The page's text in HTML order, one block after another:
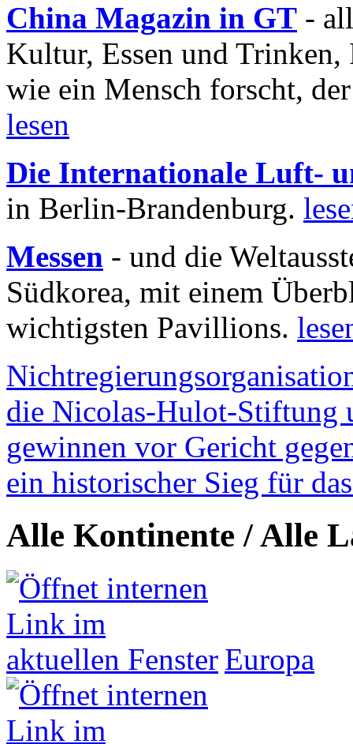
China Magazin in GT -
Kultur, Essen und
wie ein Mensch forscht,
lesen
Die Internationale Luft-
in Berlin-Brandenburg.
Messen - und die
Südkorea, mit einem
wichtigsten Pavillions.
die Nicolas-Hulot-Stiftung
gewinnen vor Gericht
ein historischer Sieg für
Alle Kontinente / Alle
Europa